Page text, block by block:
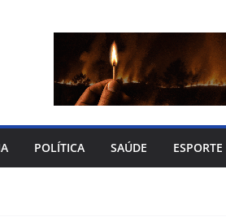
POLÍTICA SAÚDE ESPORTE